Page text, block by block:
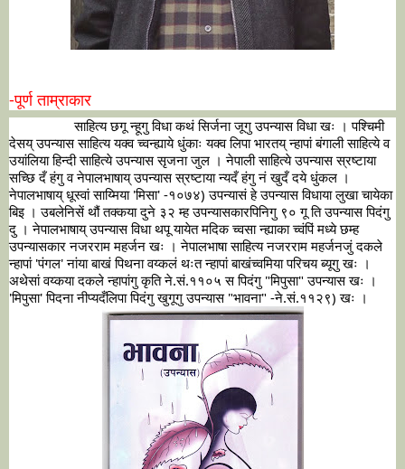
-पूर्ण ताम्राकार
                  साहित्य छगू न्हूगु विधा कथं सिर्जना जूगु उपन्यास विधा खः । पश्चिमी
देसय् उपन्यास साहित्य यक्व च्वन्ह्याये धुंकाः यक्व लिपा भारतय् न्हापां बंगाली साहित्ये व
उयांलिया हिन्दी साहित्ये उपन्यास सृजना जुल । नेपाली साहित्ये उपन्यास स्रष्टाया
सच्छि दँ हंगु व नेपालभाषाय् उपन्यास स्रष्टाया न्यदँ हंगु नं खुदँ दये धुंकल ।
नेपालभाषाय् धूस्वां साय्मिया 'मिसा' -१०७४) उपन्यासं हे उपन्यास विधाया लुखा चायेका
बिइ । उबलेनिसें थौं तक्कया दुने ३२ म्ह उपन्यासकारपिनिगु ९० गू ति उपन्यास पिदंगु
दु । नेपालभाषाय् उपन्यास विधा थपू यायेत मदिक च्वसा न्ह्याका च्वंपिं मध्ये छम्ह
उपन्यासकार नजरराम महर्जन खः । नेपालभाषा साहित्य नजरराम महर्जनजुं दकले
न्हापां 'पंगल' नांया बाखं पिथना वय्कलं थःत न्हापां बाखंच्वमिया परिचय ब्यूगु खः ।
अथेसां वय्कया दकले न्हापांगु कृति ने.सं.११०५ स पिदंगु "मिपुसा" उपन्यास खः ।